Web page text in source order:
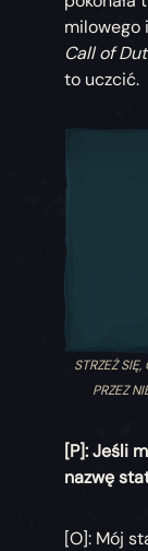
milowego
Call of
to uczcić.
STRZEŻ
PRZEZ
[P]:Jeśli
nazwę
[O]: Mój